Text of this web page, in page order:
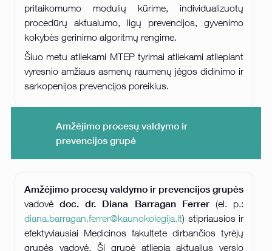
pritaikomumo modulių kūrime, individualizuotų
procedūrų aktualumo, ligų prevencijos, gyvenimo
kokybės gerinimo algoritmų rengime.
Šiuo metu atliekami MTEP tyrimai atliekami atliepiant
vyresnio amžiaus asmenų raumenų jėgos didinimo ir
sarkopenijos prevencijos poreikius.
Amžėjimo procesų valdymo ir
prevencijos grupė
Amžėjimo procesų valdymo ir prevencijos grupės
vadovėdoc. dr. Diana Barragan Ferrer(el. p.:
diana.barragan.ferrer@kaunokolegija.lt) stipriausios ir
efektyviausiai Medicinos fakultete dirbančios tyrėjų
grupės vadovė. Ši grupė atliepia aktualius verslo